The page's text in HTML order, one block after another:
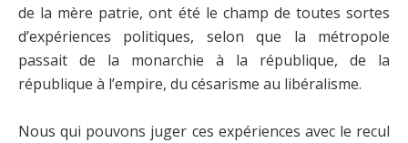
de la mère patrie, ont été le champ de toutes sortes
d’expériences politiques, selon que la métropole
passait de la monarchie à la république, de la
république à l’empire, du césarisme au libéralisme.
Nous qui pouvons juger ces expériences avec le recul